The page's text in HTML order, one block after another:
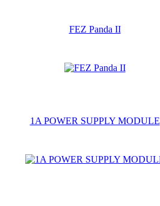
FEZ Panda II
1A POWER SUPPLY MODULE